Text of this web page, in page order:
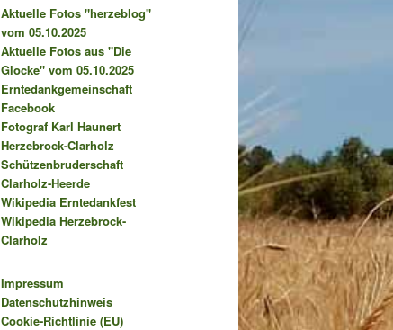
Aktuelle Fotos "herzeblog"
vom 05.10.2025
Aktuelle Fotos aus "Die
Glocke" vom 05.10.2025
Erntedankgemeinschaft
Facebook
Fotograf Karl Haunert
Herzebrock-Clarholz
Schützenbruderschaft
Clarholz-Heerde
Wikipedia Erntedankfest
Wikipedia Herzebrock-
Clarholz
Impressum
Datenschutzhinweis
Cookie-Richtlinie (EU)